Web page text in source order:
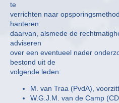
te
verrichten naar
hanteren
daarvan, alsmede de
adviseren
over een eventueel nader
bestond uit de
volgende leden:
M. van Traa (PvdA),
W.G.J.M. van de Camp